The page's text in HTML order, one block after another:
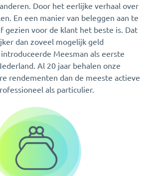
Door het eerlijke verhaal over
En een manier van beleggen aan te
gezien voor de klant het beste is. Dat
dan zoveel mogelijk geld
Meesman als eerste
Al 20 jaar behalen onze
rendementen dan de meeste actieve
als particulier.